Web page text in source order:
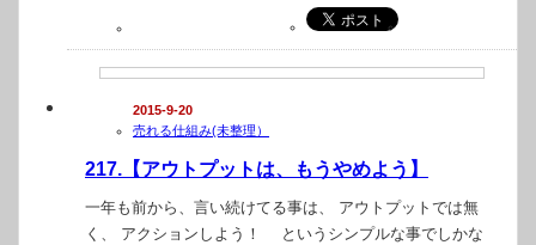
2015-9-20
売れる仕組み(未整理）
217.【アウトプットは、もうやめよう】
一年も前から、言い続けてる事は、 アウトプットでは無
く、 アクションしよう！ というシンプルな事でしかな